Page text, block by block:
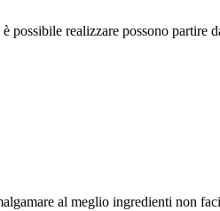
realizzare possono partire
al meglio ingredienti non